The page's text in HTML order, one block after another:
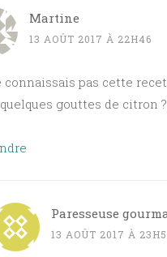
Martine
13 AOÛT 2017 À 22H46
connaissais pas cette
gouttes de citron ?
Paresseuse
13 AOÛT 2017 À